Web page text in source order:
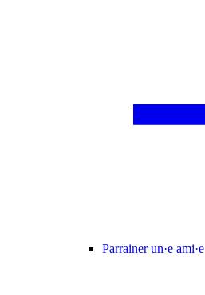
Parrainer un·e ami·e